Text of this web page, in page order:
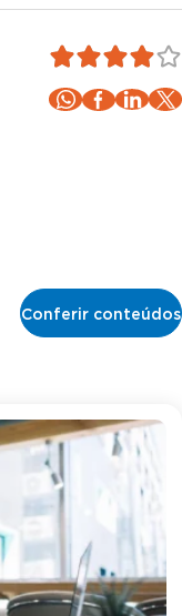
Conferir conteúdos